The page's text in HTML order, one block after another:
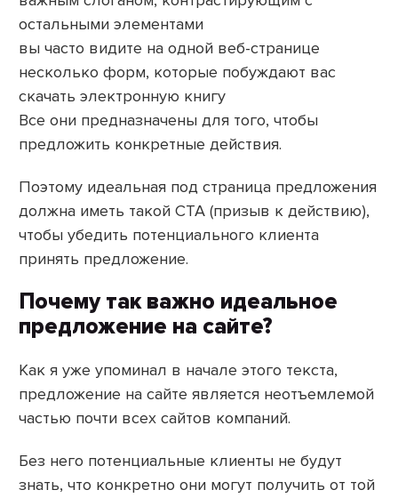
остальными элементами
вы часто видите на одной веб-странице
несколько форм, которые побуждают вас
скачать электронную книгу
Все они предназначены для того, чтобы
предложить конкретные действия.
Поэтому идеальная под страница предложения
должна иметь такой CTA (призыв к действию),
чтобы убедить потенциального клиента
принять предложение.
Почему так важно идеальное
предложение на сайте?
Как я уже упоминал в начале этого текста,
предложение на сайте является неотъемлемой
частью почти всех сайтов компаний.
Без него потенциальные клиенты не будут
знать, что конкретно они могут получить от той